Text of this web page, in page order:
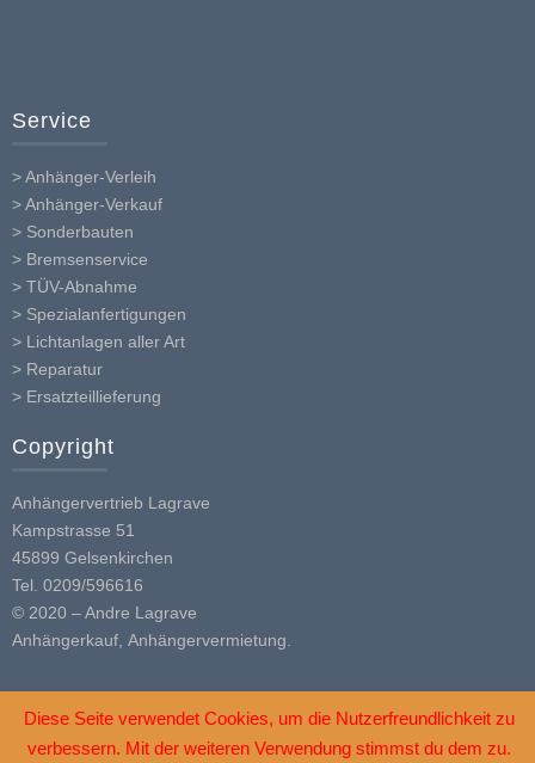
Service
> Anhänger-Verleih
> Anhänger-Verkauf
> Sonderbauten
> Bremsenservice
> TÜV-Abnahme
> Spezialanfertigungen
> Lichtanlagen aller Art
> Reparatur
> Ersatzteillieferung
Copyright
Anhängervertrieb Lagrave
Kampstrasse 51
45899 Gelsenkirchen
Tel. 0209/596616
© 2020 – Andre Lagrave
Anhängerkauf, Anhängervermietung.
Diese Seite verwendet Cookies, um die Nutzerfreundlichkeit zu
verbessern. Mit der weiteren Verwendung stimmst du dem zu.